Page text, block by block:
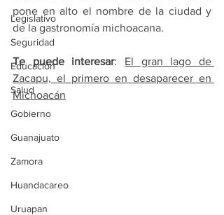
Legislativo
Seguridad
Educación
Salud
Gobierno
Guanajuato
Zamora
Huandacareo
Uruapan
pone en alto el nombre de la ciudad y
de la gastronomía michoacana.
Te puede interesar: El gran lago de
Zacapu, el primero en desaparecer en
Michoacán